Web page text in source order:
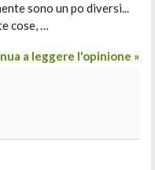
sono un po diversi...
cose, …
a leggere l'opinione »